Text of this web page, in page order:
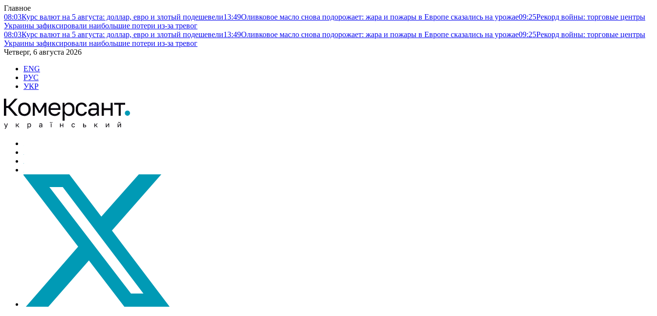
Главное
08:03Курс валют на 5 августа: доллар, евро и злотый подешевели13:49Оливковое масло снова подорожает: жара и пожары в Европе сказались на урожае09:25Рекорд войны: торговые центры
Украины зафиксировали наибольшие потери из-за тревог
08:03Курс валют на 5 августа: доллар, евро и злотый подешевели13:49Оливковое масло снова подорожает: жара и пожары в Европе сказались на урожае09:25Рекорд войны: торговые центры
Украины зафиксировали наибольшие потери из-за тревог
Четверг, 6 августа 2026
ENG
РУС
УКР